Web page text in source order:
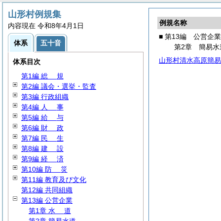
例規名称
■ 第13編 公営企業
第2章 簡易水
山形村清水高原簡
山形村例規集
内容現在 令和8年4月1日
体系 五十音
体系目次
第1編 総 規
第2編 議会・選挙・監査
第3編 行政組織
第4編 人 事
第5編 給 与
第6編 財 政
第7編 民 生
第8編 建 設
第9編 経 済
第10編 防 災
第11編 教育及び文化
第12編 共同組織
第13編 公営企業
第1章 水 道